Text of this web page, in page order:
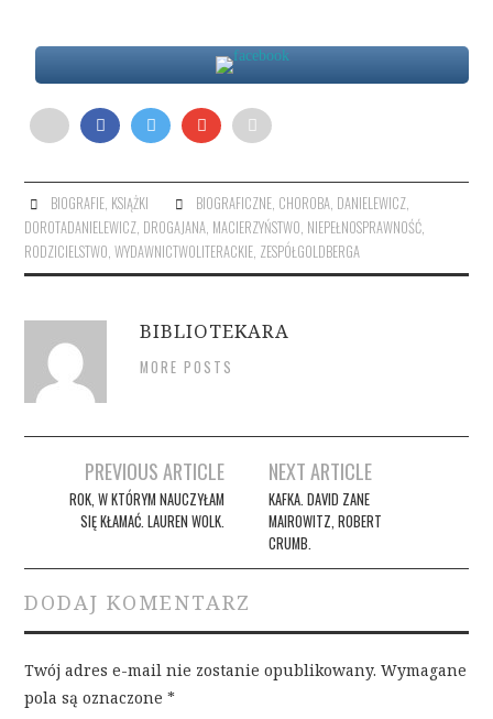
BIOGRAFIE, KSIĄŻKI BIOGRAFICZNE, CHOROBA, DANIELEWICZ,
DOROTADANIELEWICZ DROGAJANA MACIERZYŃSTWO NIEPEŁNOSPRAWNOŚĆ
RODZICIELSTWO ,WYDAWNICTWOLITERACKIE ZESPÓŁGOLDBERGA
BIBLIOTEKARA
MORE POSTS
navigation
PREVIOUS ARTICLE
ROK, W KTÓRYM NAUCZYŁAM
SIĘ KŁAMAĆ. LAUREN WOLK.
NEXT ARTICLE
KAFKA. DAVID ZANE
MAIROWITZ, ROBERT
CRUMB.
DODAJ KOMENTARZ
Twój adres e-mail nie zostanie opublikowany. Wymagane
pola są oznaczone*